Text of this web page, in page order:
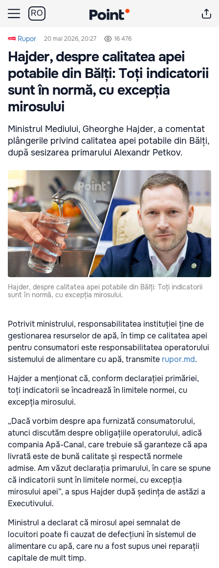
RO
Rupor 20 mai 2026, 20:27 16 476
Hajder, despre calitatea apei
potabile din Bălți: Toți indicatorii
sunt în normă, cu excepția
mirosului
Ministrul Mediului, Gheorghe Hajder, a comentat
plângerile privind calitatea apei potabile din Bălți,
după sesizarea primarului Alexandr Petkov.
Hajder, despre calitatea apei potabile din Bălți: Toți indicatorii
sunt în normă, cu excepția mirosului.
Potrivit ministrului, responsabilitatea instituției ține de
gestionarea resurselor de apă, în timp ce calitatea apei
pentru consumatori este responsabilitatea operatorului
sistemului de alimentare cu apă, transmite rupor.md.
Hajder a menționat că, conform declarației primăriei,
toți indicatorii se încadrează în limitele normei, cu
excepția mirosului.
„Dacă vorbim despre apa furnizată consumatorului,
atunci discutăm despre obligațiile operatorului, adică
compania Apă-Canal, care trebuie să garanteze că apa
livrată este de bună calitate și respectă normele
admise. Am văzut declarația primarului, în care se spune
că indicatorii sunt în limitele normei, cu excepția
mirosului apei”, a spus Hajder după ședința de astăzi a
Executivului.
Ministrul a declarat că mirosul apei semnalat de
locuitori poate fi cauzat de defecțiuni în sistemul de
alimentare cu apă, care nu a fost supus unei reparații
capitale de mult timp.